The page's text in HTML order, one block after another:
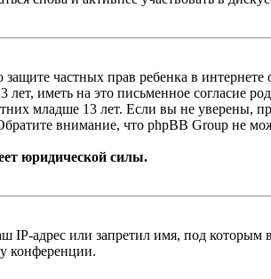
частных прав ребенка в
иметь на это письменное согласие
младше 13 лет. Если вы не уверены,
внимание, что phpBB Group не
юридической силы.
адрес или запретил имя, под
конференции.